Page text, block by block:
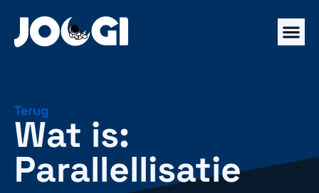
Terug
Wat is:
Parallellisatie